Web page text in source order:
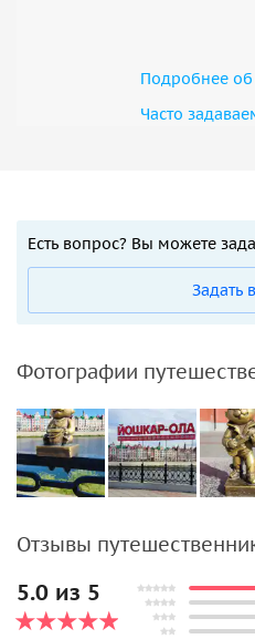
Подробнее об
Часто
Есть вопрос? Вы можете
Задать
Фотографии
Отзывы
5.0 из 5